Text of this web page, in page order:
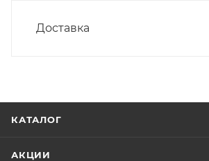
Доставка
КАТАЛОГ
АКЦИИ